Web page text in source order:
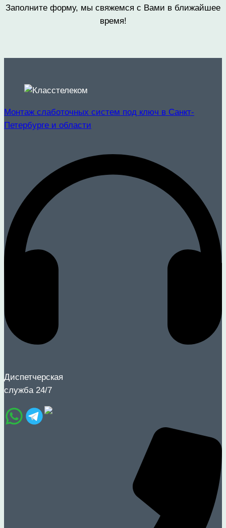
Заполните форму, мы свяжемся с Вами в ближайшее
время!
Монтаж слаботочных систем под ключ в Санкт-
Петербурге и области
Диспетчерская
служба 24/7